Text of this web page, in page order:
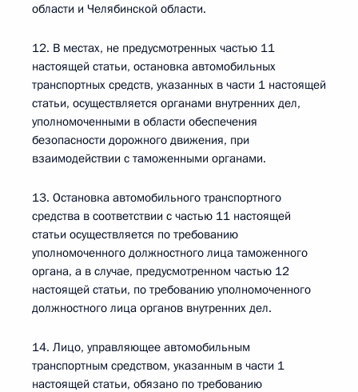
области и Челябинской области.
12. В местах, не предусмотренных частью 11
настоящей статьи, остановка автомобильных
транспортных средств, указанных в части 1 настоящей
статьи, осуществляется органами внутренних дел,
уполномоченными в области обеспечения
безопасности дорожного движения, при
взаимодействии с таможенными органами.
13. Остановка автомобильного транспортного
средства в соответствии с частью 11 настоящей
статьи осуществляется по требованию
уполномоченного должностного лица таможенного
органа, а в случае, предусмотренном частью 12
настоящей статьи, по требованию уполномоченного
должностного лица органов внутренних дел.
14. Лицо, управляющее автомобильным
транспортным средством, указанным в части 1
настоящей статьи, обязано по требованию